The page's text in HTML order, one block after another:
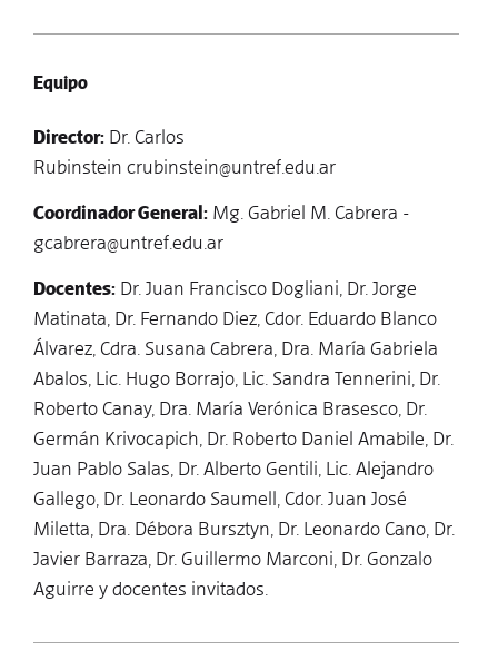
Equipo
Director: Dr. Carlos
Rubinstein crubinstein@untref.edu.ar
Coordinador General: Mg. Gabriel M. Cabrera -
gcabrera@untref.edu.ar
Docentes: Dr. Juan Francisco Dogliani, Dr. Jorge
Matinata, Dr. Fernando Diez, Cdor. Eduardo Blanco
Álvarez, Cdra. Susana Cabrera, Dra. María Gabriela
Abalos, Lic. Hugo Borrajo, Lic. Sandra Tennerini, Dr.
Roberto Canay, Dra. María Verónica Brasesco, Dr.
Germán Krivocapich, Dr. Roberto Daniel Amabile, Dr.
Juan Pablo Salas, Dr. Alberto Gentili, Lic. Alejandro
Gallego, Dr. Leonardo Saumell, Cdor. Juan José
Miletta, Dra. Débora Bursztyn, Dr. Leonardo Cano, Dr.
Javier Barraza, Dr. Guillermo Marconi, Dr. Gonzalo
Aguirre y docentes invitados.